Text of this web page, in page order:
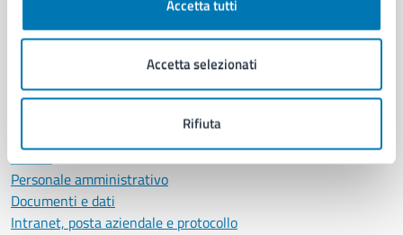
Accetta tutti
Accetta selezionati
Rifiuta
Municipalità
Politici
Personale amministrativo
Documenti e dati
Intranet, posta aziendale e protocollo